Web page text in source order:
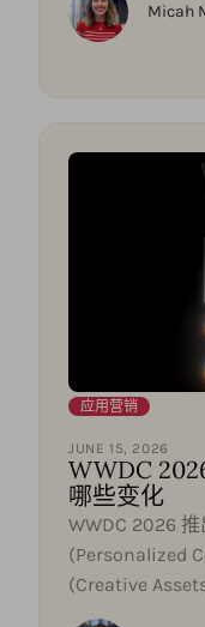
Micah
应用营销
JUNE 15, 2026
WWDC
哪些变化
WWDC 2026
(Personalized
(Creative
布对 ASO 团队